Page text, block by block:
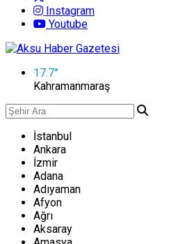
Instagram
Youtube
17.7°
Kahramanmaraş
İstanbul
Ankara
İzmir
Adana
Adıyaman
Afyon
Ağrı
Aksaray